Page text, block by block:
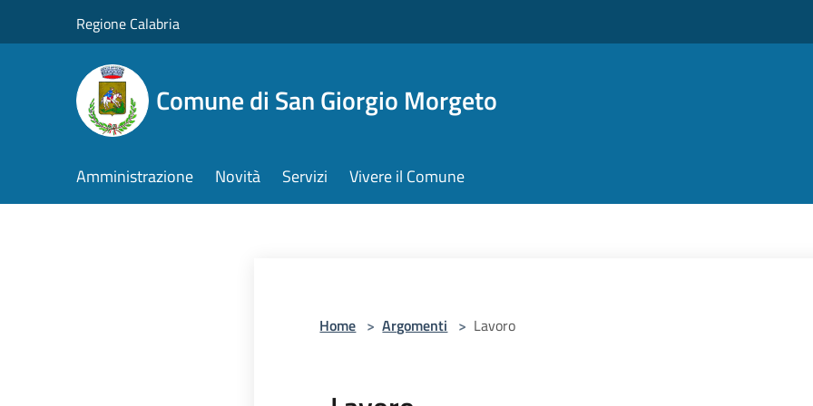
Regione Calabria
Comune di San Giorgio Morgeto
Amministrazione Novità Servizi Vivere il Comune
Home > Argomenti > Lavoro